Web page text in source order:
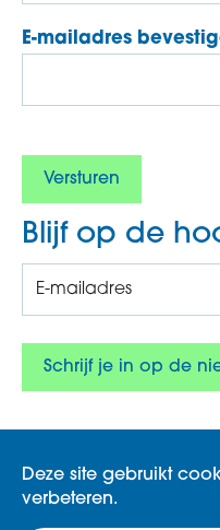
E-mailadres
Blijf op de
Deze site gebruikt
verbeteren.